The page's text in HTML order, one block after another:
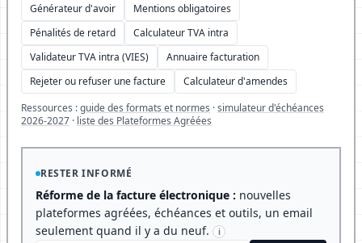
Générateur d'avoir
Mentions obligatoires
Pénalités de retard
Calculateur TVA intra
Validateur TVA intra (VIES)
Annuaire facturation
Rejeter ou refuser une facture
Calculateur d'amendes
Ressources :guide des formats et normes ·simulateur d'échéances
2026-2027 · liste des Plateformes Agréées
RESTER INFORMÉ
Réforme de la facture électronique : nouvelles
plateformes agréées, échéances et outils, un email
seulement quand il y a du neuf.
i